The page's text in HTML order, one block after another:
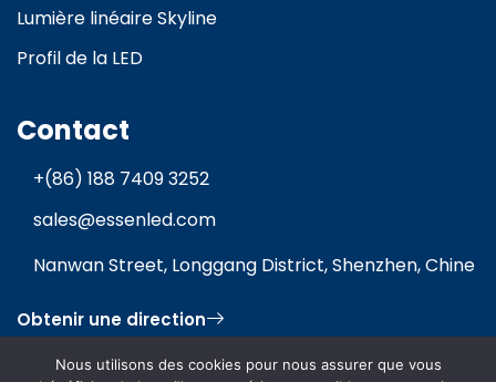
Lumière linéaire Skyline
Profil de la LED
Contact
+(86) 188 7409 3252
sales@essenled.com
Nanwan Street, Longgang District, Shenzhen, Chine
Obtenir une direction
Nous utilisons des cookies pour nous assurer que vous